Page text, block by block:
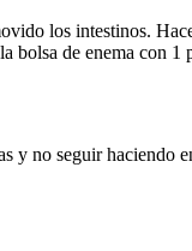
los intestinos.
bolsa de enema con
y no seguir haciendo